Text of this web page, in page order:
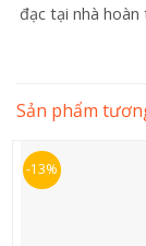
đạc tại nhà hoàn
Sản phẩm
-13%